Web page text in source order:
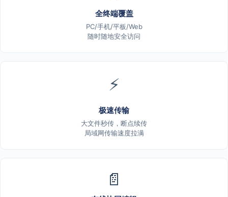
全终端覆盖
PC/手机/平板/Web
随时随地安全访问
⚡
极速传输
大文件秒传，断点续传
局域网传输速度拉满
📄